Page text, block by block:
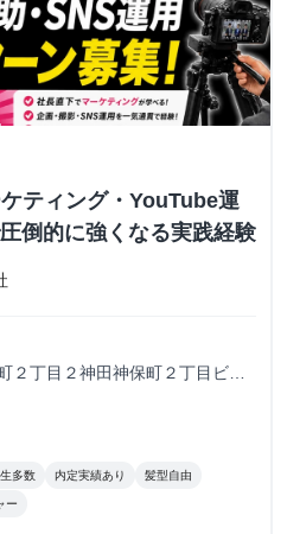
ティング・YouTube運
倒的に強くなる実践経験
２丁目２神田神保町２丁目ビル
多数 内定実績あり 髪型自由
ー